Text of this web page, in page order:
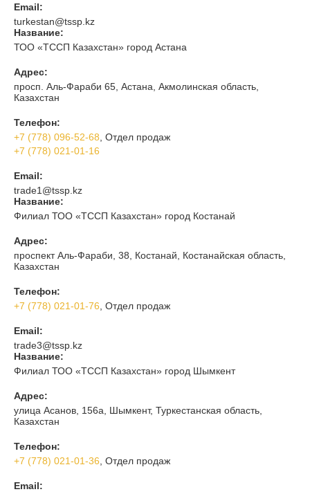
Email:
turkestan@tssp.kz
Название:
ТОО «ТССП Казахстан» город Астана
Адрес:
просп. Аль-Фараби 65, Астана, Акмолинская область,
Казахстан
Телефон:
+7 (778) 096-52-68 , Отдел продаж
+7 (778) 021-01-16
Email:
trade1@tssp.kz
Название:
Филиал ТОО «ТССП Казахстан» город Костанай
Адрес:
проспект Аль-Фараби, 38, Костанай, Костанайская область,
Казахстан
Телефон:
+7 (778) 021-01-76 , Отдел продаж
Email:
trade3@tssp.kz
Название:
Филиал ТОО «ТССП Казахстан» город Шымкент
Адрес:
улица Асанов, 156а, Шымкент, Туркестанская область,
Казахстан
Телефон:
+7 (778) 021-01-36 , Отдел продаж
Email: